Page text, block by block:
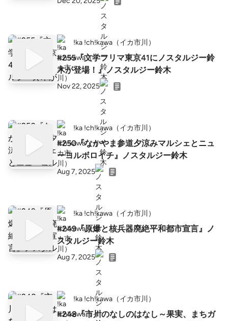
!ka !ch!kawa（イカ市川）
#255『文学フリマ東京41にノスタルジー鈴
木が登場！』ノスタルジー鈴木
Nov 22, 2025
!ka !ch!kawa（イカ市川）
#250『なかやま参道夕涼みマルシェとニュ
ーヨルボロイチ』ノスタルジー鈴木
Aug 7, 2025
!ka !ch!kawa（イカ市川）
#249『原爆と核兵器廃絶平和都市宣言』ノ
スタルジー鈴木
Aug 7, 2025
!ka !ch!kawa（イカ市川）
#248『市川のなしのはなし～果実、まちガ